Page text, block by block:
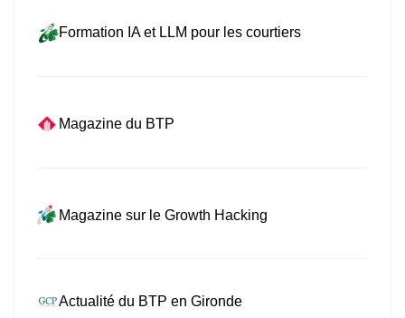
Formation IA et LLM pour les courtiers
Magazine du BTP
Magazine sur le Growth Hacking
Actualité du BTP en Gironde